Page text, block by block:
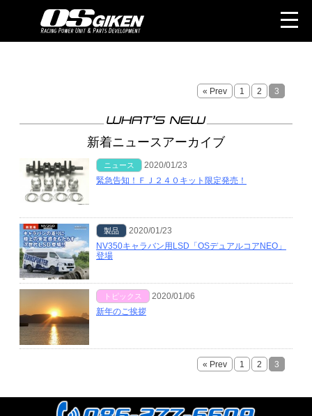
« Prev 1 2 3
新着ニュースアーカイブ
ニュース
2020/01/23
緊急告知！ＦＪ２４０キット限定発売！
製品
2020/01/23
NV350キャラバン用LSD「OSデュアルコアNEO」
登場
トピックス
2020/01/06
新年のご挨拶
« Prev 1 2 3